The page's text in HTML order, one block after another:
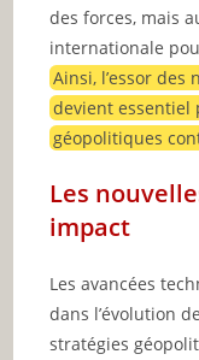
des forces, mais
internationale
Ainsi, l’essor des
devient essentiel
géopolitiques
Les
impact
Les avancées
dans l’évolution
stratégies